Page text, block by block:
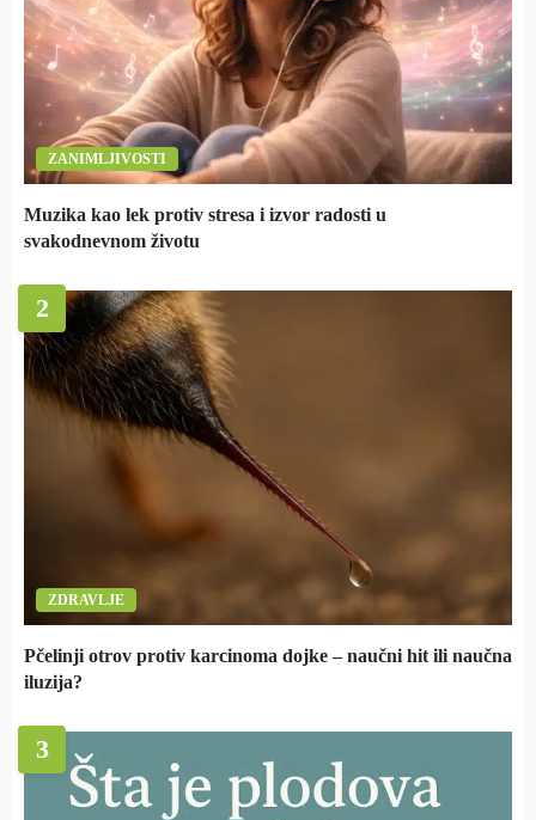
ZANIMLJIVOSTI
Muzika kao lek protiv stresa i izvor radosti u
svakodnevnom životu
2
ZDRAVLJE
Pčelinji otrov protiv karcinoma dojke – naučni hit ili naučna
iluzija?
3